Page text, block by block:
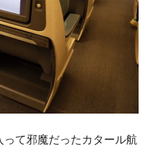
て邪魔だったカタール航